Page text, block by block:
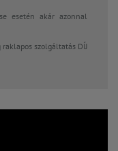
esetén akár azonnal
szolgáltatás DÍJ